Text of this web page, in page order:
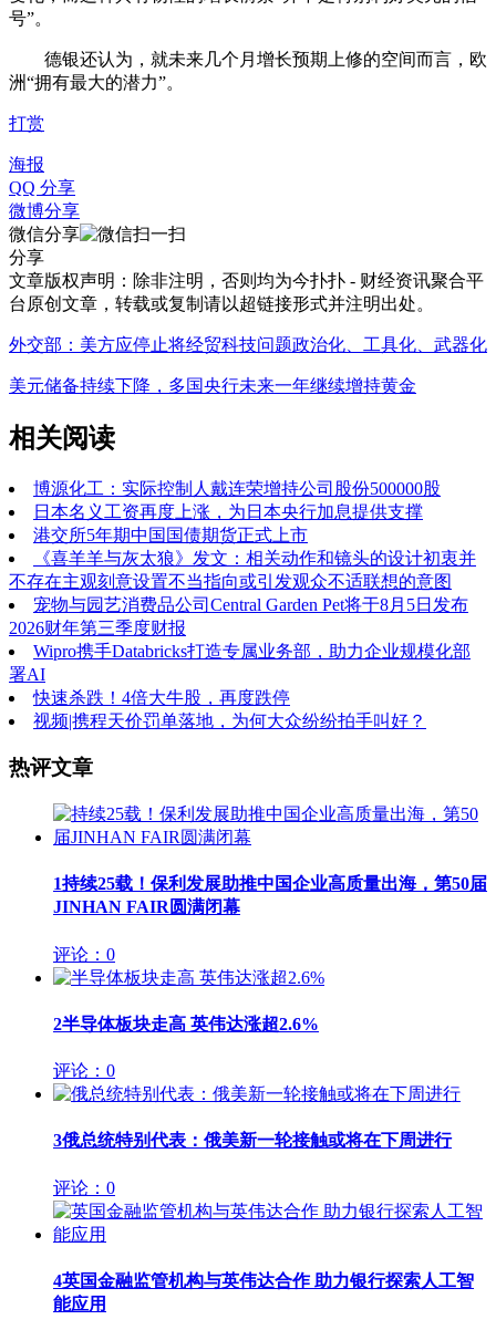
号”。
德银还认为，就未来几个月增长预期上修的空间而言，欧
洲“拥有最大的潜力”。
打赏
海报
QQ 分享
微博分享
微信分享
分享
文章版权声明：除非注明，否则均为今扑扑 - 财经资讯聚合平
台 原创文章，转载或复制请以超链接形式并注明出处。
外交部：美方应停止将经贸科技问题政治化、工具化、武器化
美元储备持续下降，多国央行未来一年继续增持黄金
相关阅读
博源化工：实际控制人戴连荣增持公司股份500000股
日本名义工资再度上涨，为日本央行加息提供支撑
港交所5年期中国国债期货正式上市
《喜羊羊与灰太狼》发文：相关动作和镜头的设计初衷并
不存在主观刻意设置不当指向或引发观众不适联想的意图
宠物与园艺消费品公司Central Garden Pet将于8月5日发布
2026财年第三季度财报
Wipro携手Databricks打造专属业务部，助力企业规模化部
署AI
快速杀跌！4倍大牛股，再度跌停
视频|携程天价罚单落地，为何大众纷纷拍手叫好？
热评文章
1持续25载！保利发展助推中国企业高质量出海，第50届
JINHAN FAIR圆满闭幕
评论：0
2半导体板块走高 英伟达涨超2.6%
评论：0
3俄总统特别代表：俄美新一轮接触或将在下周进行
评论：0
4英国金融监管机构与英伟达合作 助力银行探索人工智
能应用